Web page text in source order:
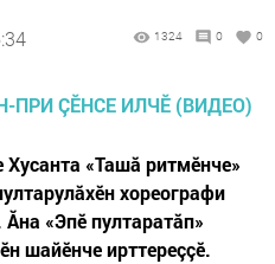
1324 0 0
«Ташă ритмӗнче»
хореографи
«Эпӗ пултаратăп»
шайӗнче ирттереççӗ.